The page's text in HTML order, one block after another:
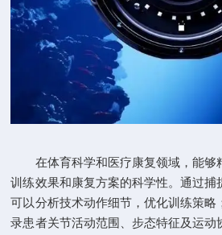
在体育科学和医疗康复领域，能够
训练效果和康复方案的科学性。通过捕
可以分析技术动作细节，优化训练策略
录患者关节活动范围、步态特征及运动